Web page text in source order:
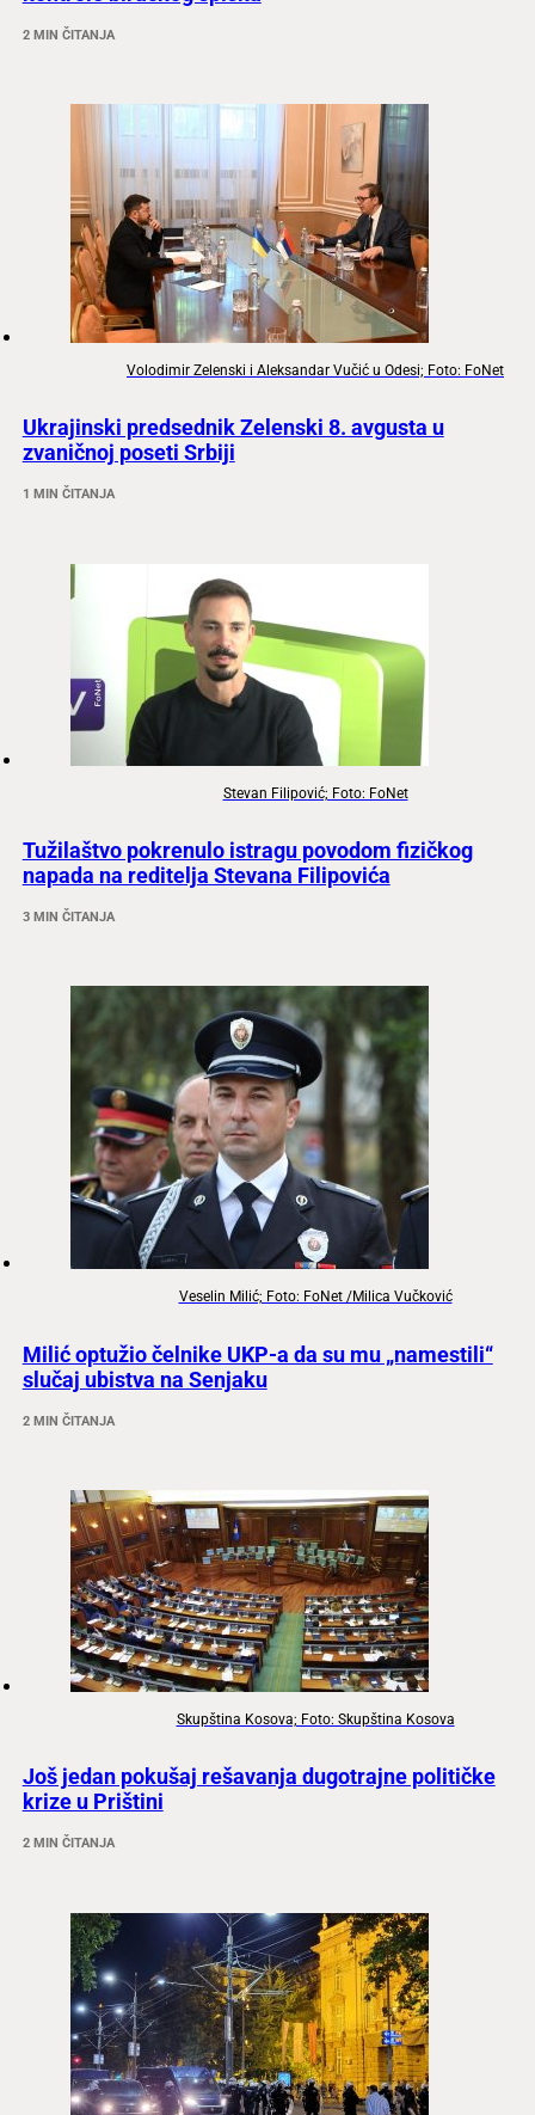
2 MIN ČITANJA
Volodimir Zelenski i Aleksandar Vučić u Odesi; Foto: FoNet
Ukrajinski predsednik Zelenski 8. avgusta u
zvaničnoj poseti Srbiji
1 MIN ČITANJA
Stevan Filipović; Foto: FoNet
Tužilaštvo pokrenulo istragu povodom fizičkog
napada na reditelja Stevana Filipovića
3 MIN ČITANJA
Veselin Milić; Foto: FoNet /Milica Vučković
Milić optužio čelnike UKP-a da su mu „namestili“
slučaj ubistva na Senjaku
2 MIN ČITANJA
Skupština Kosova; Foto: Skupština Kosova
Još jedan pokušaj rešavanja dugotrajne političke
krize u Prištini
2 MIN ČITANJA